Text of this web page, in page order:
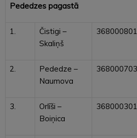
Pededzes pagastā
1.
Čistigi –
Skaliņš
2.
Pededze –
Naumova
3.
Orlīši –
Boiņica